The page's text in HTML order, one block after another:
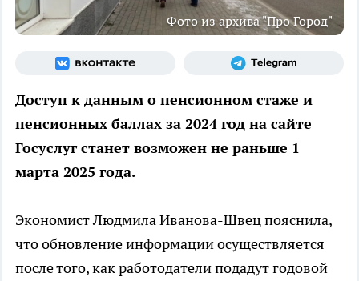
Фото из архива "Про Город"
Доступ к данным о пенсионном стаже и
пенсионных баллах за 2024 год на сайте
Госуслуг станет возможен не раньше 1
марта 2025 года.
Экономист Людмила Иванова-Швец пояснила,
что обновление информации осуществляется
после того, как работодатели подадут годовой